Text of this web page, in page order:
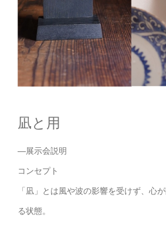
凪と用
—展示会説明
コンセプト
「凪」とは風や波の影響を受けず、心
る状態。